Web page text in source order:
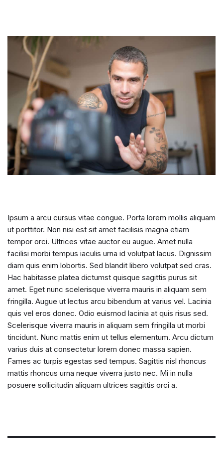
Ipsum a arcu cursus vitae congue. Porta lorem mollis aliquam
ut porttitor. Non nisi est sit amet facilisis magna etiam
tempor orci. Ultrices vitae auctor eu augue. Amet nulla
facilisi morbi tempus iaculis urna id volutpat lacus. Dignissim
diam quis enim lobortis. Sed blandit libero volutpat sed cras.
Hac habitasse platea dictumst quisque sagittis purus sit
amet. Eget nunc scelerisque viverra mauris in aliquam sem
fringilla. Augue ut lectus arcu bibendum at varius vel. Lacinia
quis vel eros donec. Odio euismod lacinia at quis risus sed.
Scelerisque viverra mauris in aliquam sem fringilla ut morbi
tincidunt. Nunc mattis enim ut tellus elementum. Arcu dictum
varius duis at consectetur lorem donec massa sapien.
Fames ac turpis egestas sed tempus. Sagittis nisl rhoncus
mattis rhoncus urna neque viverra justo nec. Mi in nulla
posuere sollicitudin aliquam ultrices sagittis orci a.